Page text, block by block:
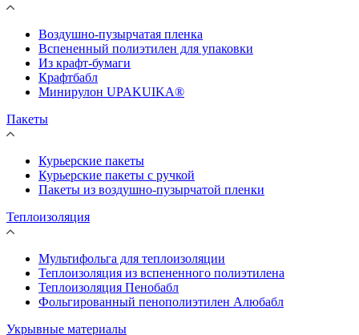
Воздушно-пузырчатая пленка
Вспененный полиэтилен для упаковки
Из крафт-бумаги
Крафтбабл
Минирулон UPAKUIKA®
Пакеты
Курьерские пакеты
Курьерские пакеты с ручкой
Пакеты из воздушно-пузырчатой пленки
Теплоизоляция
Мультифольга для теплоизоляции
Теплоизоляция из вспененного полиэтилена
Теплоизоляция Пенобабл
Фольгированный пенополиэтилен Алюбабл
Укрывные материалы